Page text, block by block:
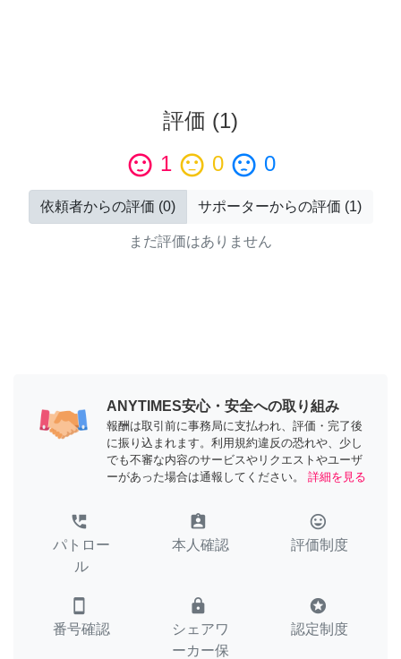
評価 (1)
sentiment_satisfied 1 sentiment_neutral 0 sentiment_dissatisfied 0
依頼者からの評価 (0) サポーターからの評価 (1)
まだ評価はありません
ANYTIMES安心・安全への取り組み
報酬は取引前に事務局に支払われ、評価・完了後
に振り込まれます。利用規約違反の恐れや、少し
でも不審な内容のサービスやリクエストやユーザ
ーがあった場合は通報してください。
詳細を見る
perm_phone_msg
パトロー
ル
assignment_ind
本人確認
tag_faces
評価制度
smartphone
番号確認
lock
シェアワ
ーカー保
stars
認定制度